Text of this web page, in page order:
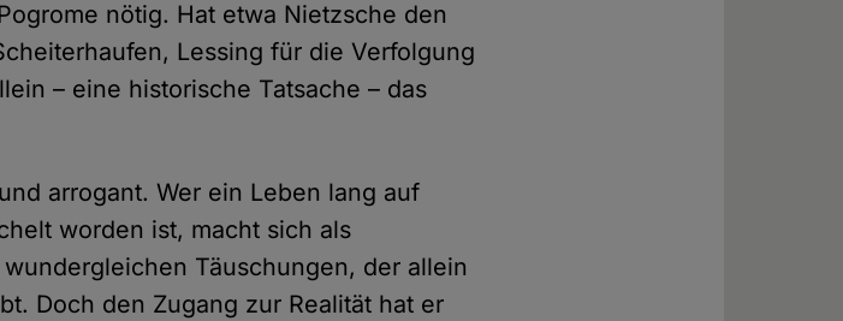
nötig. Hat etwa Nietzsche den
Lessing für die Verfolgung
– eine historische Tatsache – das
arrogant. Wer ein Leben lang auf
worden ist, macht sich als
Täuschungen, der allein
Doch den Zugang zur Realität hat er